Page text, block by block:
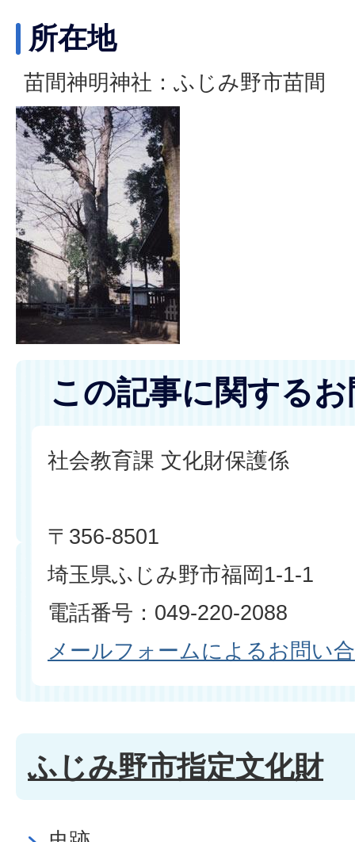
所在地
苗間神明神社：ふじみ野市苗間
この記事に関する
社会教育課 文化財保護係
〒356-8501
埼玉県ふじみ野市福岡1-1-1
電話番号：049-220-2088
メールフォームによるお問い
ふじみ野市指定文化財